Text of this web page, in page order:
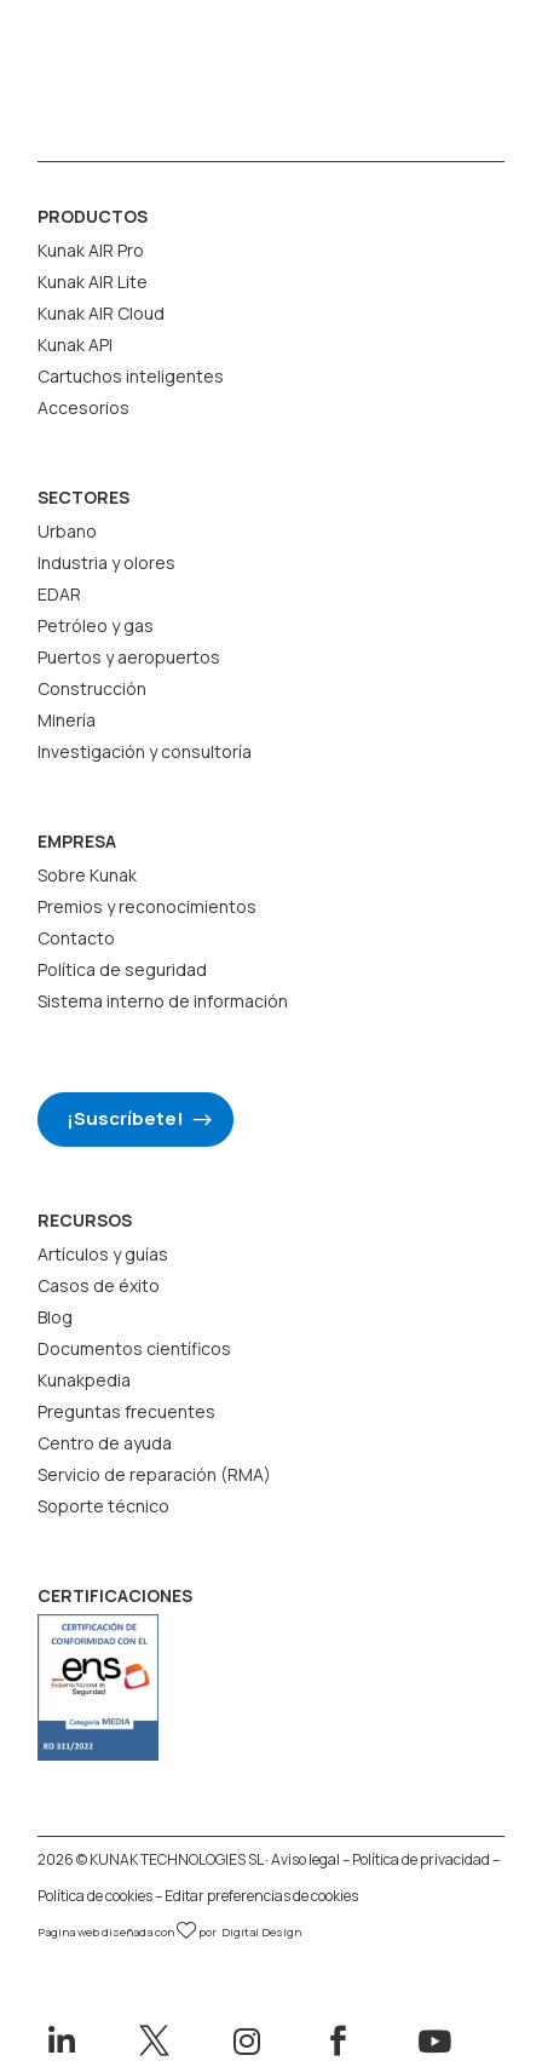
PRODUCTOS
Kunak AIR Pro
Kunak AIR Lite
Kunak AIR Cloud
Kunak API
Cartuchos inteligentes
Accesorios
SECTORES
Urbano
Industria y olores
EDAR
Petróleo y gas
Puertos y aeropuertos
Construcción
Minería
Investigación y consultoría
EMPRESA
Sobre Kunak
Premios y reconocimientos
Contacto
Política de seguridad
Sistema interno de información
¡Suscríbete!
RECURSOS
Artículos y guías
Casos de éxito
Blog
Documentos científicos
Kunakpedia
Preguntas frecuentes
Centro de ayuda
Servicio de reparación (RMA)
Soporte técnico
CERTIFICACIONES
2026 © KUNAK TECHNOLOGIES SL ·Aviso legal–Política de privacidad–
Política de cookies–Editar preferencias de cookies
Página web diseñada con por Digital Design
    